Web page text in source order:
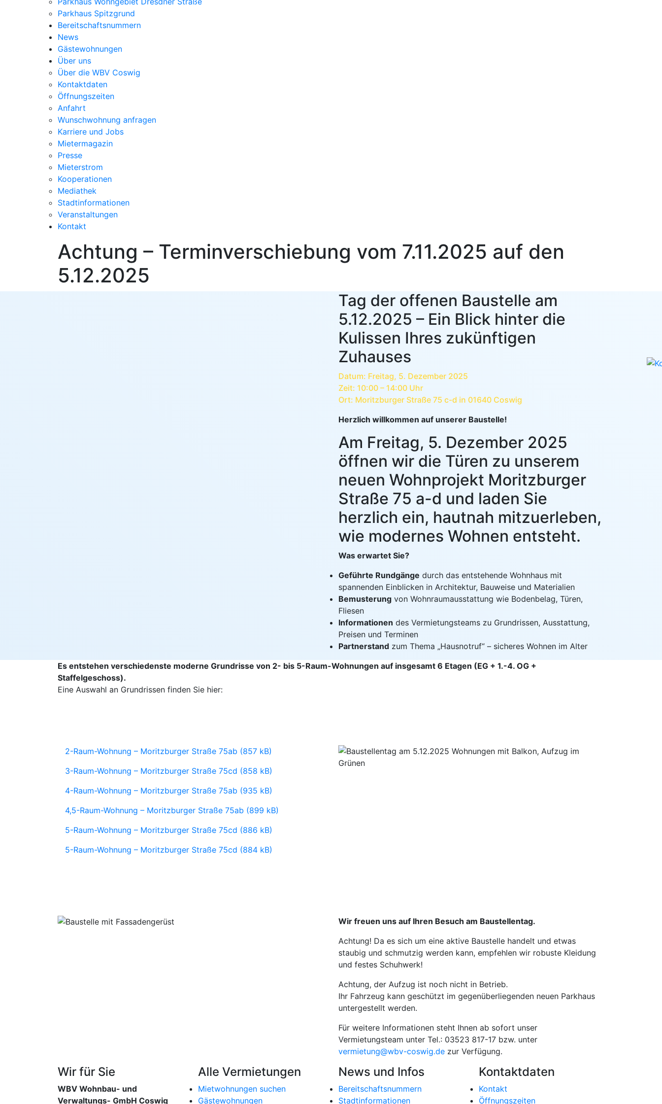
Parkhaus Spitzgrund
Bereitschaftsnummern
News
Gästewohnungen
Über uns
Über die WBV Coswig
Kontaktdaten
Öffnungszeiten
Anfahrt
Wunschwohnung anfragen
Karriere und Jobs
Mietermagazin
Presse
Mieterstrom
Kooperationen
Mediathek
Stadtinformationen
Veranstaltungen
Kontakt
Achtung – Terminverschiebung vom 7.11.2025 auf den
5.12.2025
Tag der offenen Baustelle am
5.12.2025 – Ein Blick hinter die
Kulissen Ihres zukünftigen
Zuhauses
Datum: Freitag, 5. Dezember 2025
Zeit: 10:00 – 14:00 Uhr
Ort: Moritzburger Straße 75 c-d in 01640 Coswig
Herzlich willkommen auf unserer Baustelle!
Am Freitag, 5. Dezember 2025
öffnen wir die Türen zu unserem
neuen Wohnprojekt Moritzburger
Straße 75 a-d und laden Sie
herzlich ein, hautnah mitzuerleben,
wie modernes Wohnen entsteht.
Was erwartet Sie?
Geführte Rundgänge durch das entstehende Wohnhaus mit
spannenden Einblicken in Architektur, Bauweise und Materialien
Bemusterung von Wohnraumausstattung wie Bodenbelag, Türen,
Fliesen
Informationen des Vermietungsteams zu Grundrissen, Ausstattung,
Preisen und Terminen
Partnerstand zum Thema „Hausnotruf“ – sicheres Wohnen im Alter
Es entstehen verschiedenste moderne Grundrisse von 2- bis 5-Raum-Wohnungen auf insgesamt 6 Etagen (EG + 1.-4. OG +
Staffelgeschoss).
Eine Auswahl an Grundrissen finden Sie hier:
download Pdf im neuen Fenster
2-Raum-Wohnung – Moritzburger Straße 75ab (857 kB)
download Pdf im neuen Fenster
3-Raum-Wohnung – Moritzburger Straße 75cd (858 kB)
download Pdf im neuen Fenster
4-Raum-Wohnung – Moritzburger Straße 75ab (935 kB)
download Pdf im neuen Fenster
4,5-Raum-Wohnung – Moritzburger Straße 75ab (899 kB)
download Pdf im neuen Fenster
5-Raum-Wohnung – Moritzburger Straße 75cd (886 kB)
download Pdf im neuen Fenster
5-Raum-Wohnung – Moritzburger Straße 75cd (884 kB)
Wir freuen uns auf Ihren Besuch am Baustellentag.
Achtung! Da es sich um eine aktive Baustelle handelt und etwas
staubig und schmutzig werden kann, empfehlen wir robuste Kleidung
und festes Schuhwerk!
Achtung, der Aufzug ist noch nicht in Betrieb.
Ihr Fahrzeug kann geschützt im gegenüberliegenden neuen Parkhaus
untergestellt werden.
Für weitere Informationen steht Ihnen ab sofort unser
Vermietungsteam unter Tel.: 03523 817-17 bzw. unter
vermietung@wbv-coswig.de zur Verfügung.
Wir für Sie
WBV Wohnbau- und
Verwaltungs- GmbH Coswig
Alle Vermietungen
Mietwohnungen suchen
Gästewohnungen
News und Infos
Bereitschaftsnummern
Stadtinformationen
Kontaktdaten
Kontakt
Öffnungszeiten